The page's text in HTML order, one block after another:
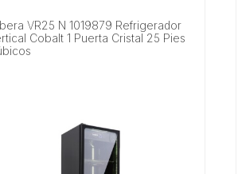
VR25 N 1019879 Refrigerador
Cobalt 1 Puerta Cristal 25 Pies